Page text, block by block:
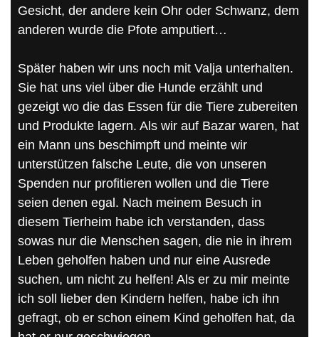
Gesicht, der andere kein Ohr oder Schwanz, dem
anderen wurde die Pfote amputiert…
Später haben wir uns noch mit Valja unterhalten.
Sie hat uns viel über die Hunde erzählt und
gezeigt wo die das Essen für die Tiere zubereiten
und Produkte lagern. Als wir auf Bazar waren, hat
ein Mann uns beschimpft und meinte wir
unterstützen falsche Leute, die von unseren
Spenden nur profitieren wollen und die Tiere
seien denen egal. Nach meinem Besuch in
diesem Tierheim habe ich verstanden, dass
sowas nur die Menschen sagen, die nie in ihrem
Leben geholfen haben und nur eine Ausrede
suchen, um nicht zu helfen! Als er zu mir meinte
ich soll lieber den Kindern helfen, habe ich ihn
gefragt, ob er schon einem Kind geholfen hat, da